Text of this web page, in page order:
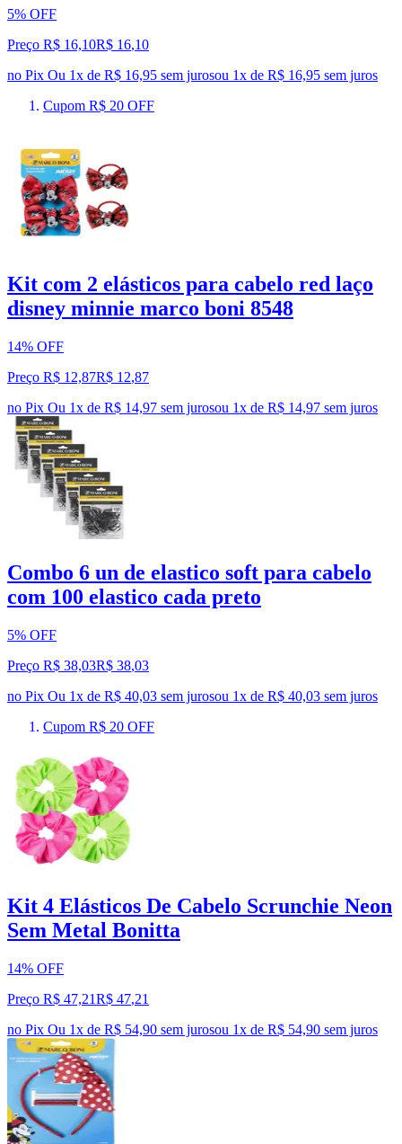
5% OFF
Preço R$ 16,10R$ 16,10
no Pix Ou 1x de R$ 16,95 sem jurosou 1x de R$ 16,95 sem juros
Cupom R$ 20 OFF
Kit com 2 elásticos para cabelo red laço
disney minnie marco boni 8548
14% OFF
Preço R$ 12,87R$ 12,87
no Pix Ou 1x de R$ 14,97 sem jurosou 1x de R$ 14,97 sem juros
Combo 6 un de elastico soft para cabelo
com 100 elastico cada preto
5% OFF
Preço R$ 38,03R$ 38,03
no Pix Ou 1x de R$ 40,03 sem jurosou 1x de R$ 40,03 sem juros
Cupom R$ 20 OFF
Kit 4 Elásticos De Cabelo Scrunchie Neon
Sem Metal Bonitta
14% OFF
Preço R$ 47,21R$ 47,21
no Pix Ou 1x de R$ 54,90 sem jurosou 1x de R$ 54,90 sem juros